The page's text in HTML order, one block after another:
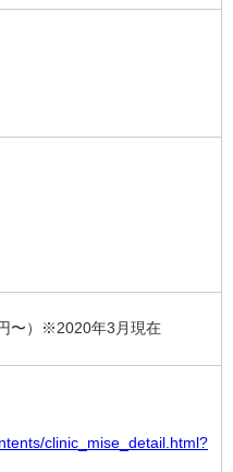
〜）※2020年3月現在
clinic_mise_detail.html?